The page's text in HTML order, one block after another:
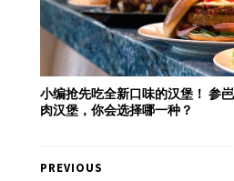
小编抢先吃全新口味的汉堡！ 参
肉汉堡，你会选择哪一种？
PREVIOUS